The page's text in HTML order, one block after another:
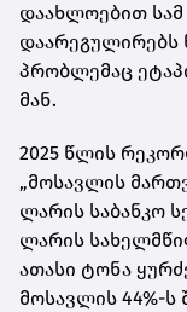
დაახლოებით
დაარეგულირებს
პრობლემაც
მან.
2025 წლის
„მოსავლის
ლარის საბანკო
ლარის
ათასი ტონა
მოსავლის 44%-ს